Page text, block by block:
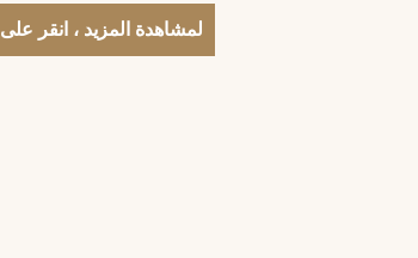
لمشاهدة المزيد ، انقر على